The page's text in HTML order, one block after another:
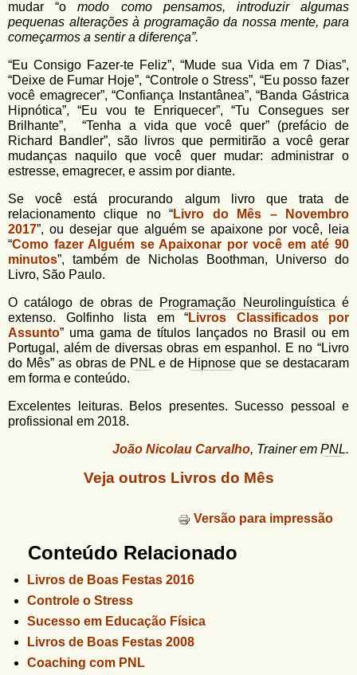
mudar “omodo como pensamos, introduzir algumas
pequenas alterações à programação da nossa mente, para
começarmos a sentir a diferença”.
“Eu Consigo Fazer-te Feliz”, “Mude sua Vida em 7 Dias”,
“Deixe de Fumar Hoje”, “Controle o Stress”, “Eu posso fazer
você emagrecer”, “Confiança Instantânea”, “Banda Gástrica
Hipnótica”, “Eu vou te Enriquecer”, “Tu Consegues ser
Brilhante”, “Tenha a vida que você quer” (prefácio de
Richard Bandler”, são livros que permitirão a você gerar
mudanças naquilo que você quer mudar: administrar o
estresse, emagrecer, e assim por diante.
Se você está procurando algum livro que trata de
relacionamento clique no “Livro do Mês – Novembro
2017”, ou desejar que alguém se apaixone por você, leia
“Como fazer Alguém se Apaixonar por você em até 90
minutos”, também de Nicholas Boothman, Universo do
Livro, São Paulo.
O catálogo de obras de Programação Neurolinguística é
extenso. Golfinho lista em “Livros Classificados por
Assunto” uma gama de títulos lançados no Brasil ou em
Portugal, além de diversas obras em espanhol. E no “Livro
do Mês” as obras de PNL e de Hipnose que se destacaram
em forma e conteúdo.
Excelentes leituras. Belos presentes. Sucesso pessoal e
profissional em 2018.
João Nicolau Carvalho, Trainer em PNL.
Veja outros Livros do Mês
Versão para impressão
Conteúdo Relacionado
Livros de Boas Festas 2016
Controle o Stress
Sucesso em Educação Física
Livros de Boas Festas 2008
Coaching com PNL